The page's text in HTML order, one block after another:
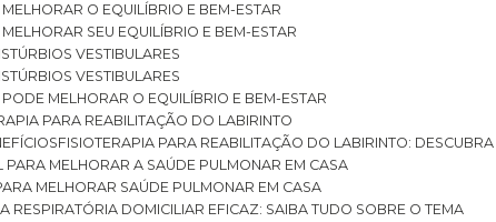
O EQUILÍBRIO E BEM-ESTAR
SEU EQUILÍBRIO E BEM-ESTAR
VESTIBULARES
VESTIBULARES
MELHORAR O EQUILÍBRIO E BEM-ESTAR
PARA REABILITAÇÃO DO LABIRINTO
FISIOTERAPIA PARA REABILITAÇÃO DO LABIRINTO:
PARA MELHORAR A SAÚDE PULMONAR EM CASA
MELHORAR SAÚDE PULMONAR EM CASA
RESPIRATÓRIA DOMICILIAR EFICAZ: SAIBA TUDO SOBRE O TEMA